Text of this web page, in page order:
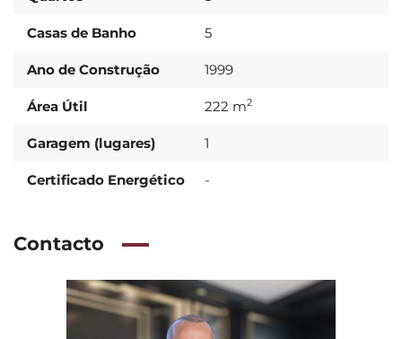
Casas de Banho 5
Ano de Construção 1999
Área Útil 222 m2
Garagem (lugares) 1
Certificado Energético -
Contacto